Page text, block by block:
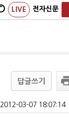
LIVE 전자신문
답글쓰기
2012-03-07 18:07:14